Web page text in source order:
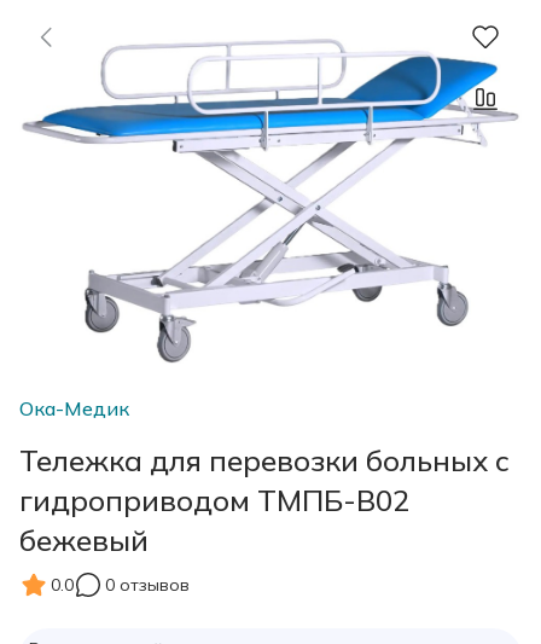
Ока-Медик
Тележка для перевозки больных с
гидроприводом ТМПБ-В02
бежевый
0.0 0 отзывов